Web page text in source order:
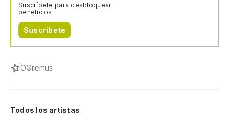
Suscríbete para desbloquear
beneficios.
Suscríbete
OOremus
Todos los artistas